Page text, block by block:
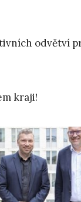
odvětví
kraji!